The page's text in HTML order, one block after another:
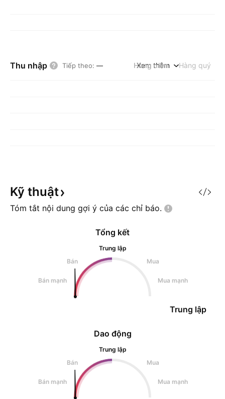
Thu nhập Tiếp theo: — Hàng năm Hàng quý
Xem thêm
Kỹ thuật
Tóm tắt nội dung gợi ý của các chỉ báo.
Dao động
Trung lập
Bán
Mua
Bán mạnh Mua mạnh
Tổng kết
Trung lập
Bán
Mua
Bán mạnh Mua mạnh
Trung lập